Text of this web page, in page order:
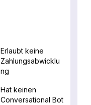
Erlaubt keine
Zahlungsabwicklu
ng
Hat keinen
Conversational Bot